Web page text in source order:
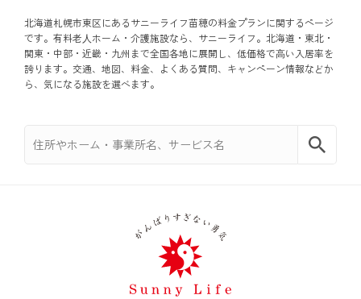
北海道札幌市東区にあるサニーライフ苗穂の料金プランに関するページ
です。有料老⼈ホーム・介護施設なら、サニーライフ。北海道・東北・
関東・中部・近畿・九州まで全国各地に展開し、低価格で⾼い入居率を
誇ります。交通、地図、料金、よくある質問、キャンペーン情報などか
ら、気になる施設を選べます。